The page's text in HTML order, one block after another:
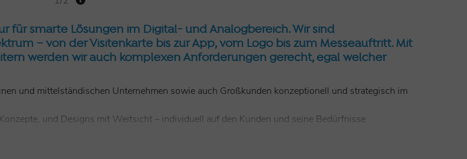
für smarte Lösungen im Digital- und Analogbereich. Wir sind
– von der Visitenkarte bis zur App, vom Logo bis zum Messeauftritt. Mit
werden wir auch komplexen Anforderungen gerecht, egal welcher
und mittelständischen Unternehmen sowie auch Großkunden konzeptionell und strategisch im
und Designs mit Weitsicht – individuell auf den Kunden und seine Bedürfnisse